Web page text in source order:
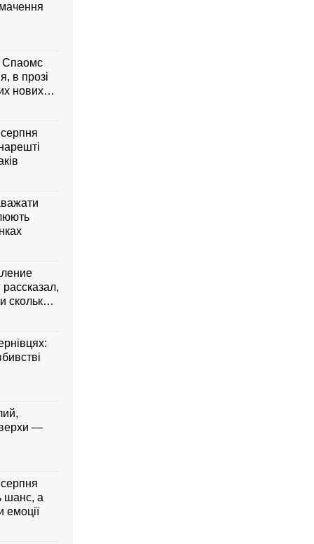
Спаомс
в прозі
нових
сколько
верхи —
шанс, а
емоції